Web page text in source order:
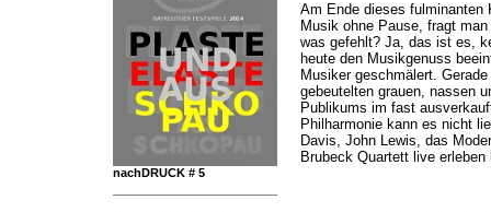
nachDRUCK # 5
Am Ende dieses fulminanten
Musik ohne Pause, fragt
was gefehlt? Ja, das ist es,
heute den Musikgenuss
Musiker geschmälert.
gebeutelten grauen, nassen
Publikums im fast
Philharmonie kann es nicht
Davis, John Lewis, das
Brubeck Quartett live